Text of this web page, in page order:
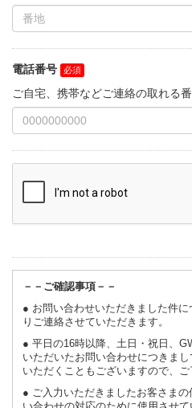
電話番号
ご自宅、携帯などご連絡の取れる
－－ご確認事項－－
● お問い合わせいただきました件
りご連絡させていただきます。
● 平日の16時以降、土日・祝日、
いただいたお問い合わせにつきま
いただくこともございますので、ご
● ご入力いただきましたお客さま